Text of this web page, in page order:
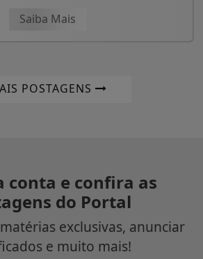
Saiba Mais
POSTAGENS
conta e confira as
do Portal
exclusivas, anunciar
e muito mais!